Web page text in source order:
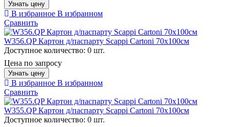
Узнать цену
В избранное В избранном
Сравнить
W356.QP Картон д/паспарту Scappi Cartoni 70х100см
Доступное количество: 0 шт.
Цена по запросу
Узнать цену
В избранное В избранном
Сравнить
W355.QP Картон д/паспарту Scappi Cartoni 70х100см
Доступное количество: 0 шт.